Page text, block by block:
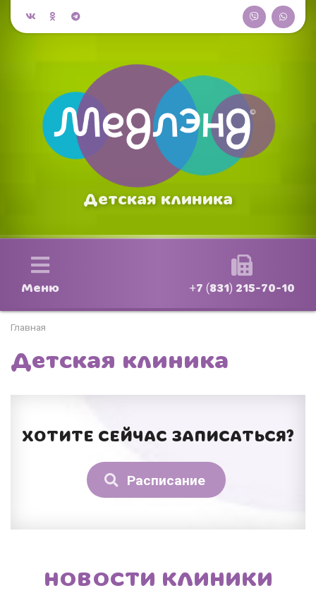
Детская клиника
Меню +7 (831) 215-70-10
Главная
Детская клиника
ХОТИТЕ СЕЙЧАС ЗАПИСАТЬСЯ?
Расписание
НОВОСТИ КЛИНИКИ